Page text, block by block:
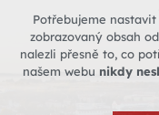
Potřebujeme
zobrazovaný obsah
nalezli přesně to, co
našem webu nikdy